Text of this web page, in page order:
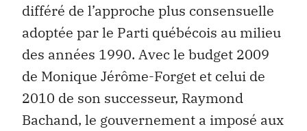
différé de l’approche plus consensuelle
adoptée par le Parti québécois au milieu
des années 1990. Avec le budget 2009
de Monique Jérôme-Forget et celui de
2010 de son successeur, Raymond
Bachand, le gouvernement a imposé aux